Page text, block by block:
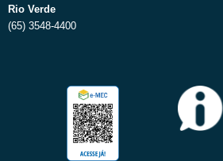
Rio Verde
(65) 3548-4400